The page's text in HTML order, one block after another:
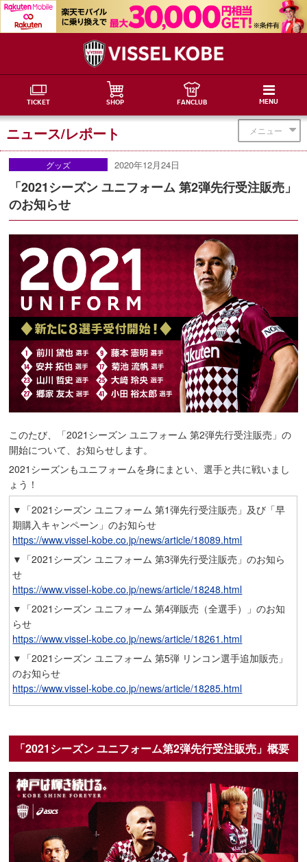
TICKET SHOP FANCLUB MENU
メニュー
ニュース/レポート
グッズ 2020年12月24日
「2021シーズン ユニフォーム 第2弾先行受注販売」
のお知らせ
このたび、「2021シーズン ユニフォーム 第2弾先行受注販売」の
開始について、お知らせします。
2021シーズンもユニフォームを身にまとい、選手と共に戦いまし
ょう！
▼「2021シーズン ユニフォーム 第1弾先行受注販売」及び「早
期購入キャンペーン」のお知らせ
https://www.vissel-kobe.co.jp/news/article/18089.html
▼「2021シーズン ユニフォーム 第3弾先行受注販売」のお知ら
せ
https://www.vissel-kobe.co.jp/news/article/18248.html
▼「2021シーズン ユニフォーム 第4弾販売（全選手）」のお知
らせ
https://www.vissel-kobe.co.jp/news/article/18261.html
▼「2021シーズン ユニフォーム 第5弾 リンコン選手追加販売」
のお知らせ
https://www.vissel-kobe.co.jp/news/article/18285.html
「2021シーズン ユニフォーム第2弾先行受注販売」概要